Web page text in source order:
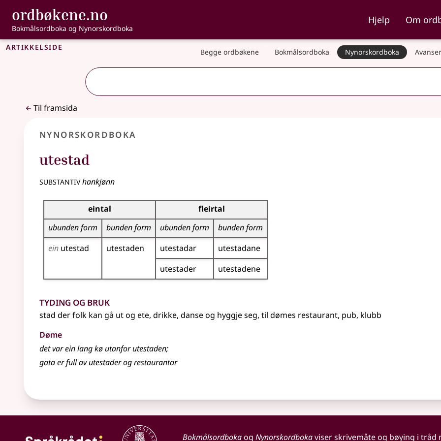
Gå til hovudinnhald
Tilgjenge
ordbøkene.no , Bokmålsordboka og Nynorskordboka
Bokmålsordboka og Nynorskordboka
Hjelp Om
Artikkelside Begge ordbøkene Bokmålsordboka Nynorskordboka
Til framsida
Nynorskordboka
utestad
substantivhankjønn
Bøyningstabell for dette substantivet
eintal
fleirtal
ubunden form
bunden form ubunden form
bunden form
ein utestad utestaden utestadar
utestadane
utestader
utestadene
Tyding og bruk
stad der folk kan gå ut og ete, drikke, danse og hyggje seg, til dømes restaurant, pub, klubb
Døme
det var ein lang kø utanfor utestaden;
gata er full av utestader og restaurantar
Bokmålsordbokaog Nynorskordbokaviser skrivemåte og bøying i tråd